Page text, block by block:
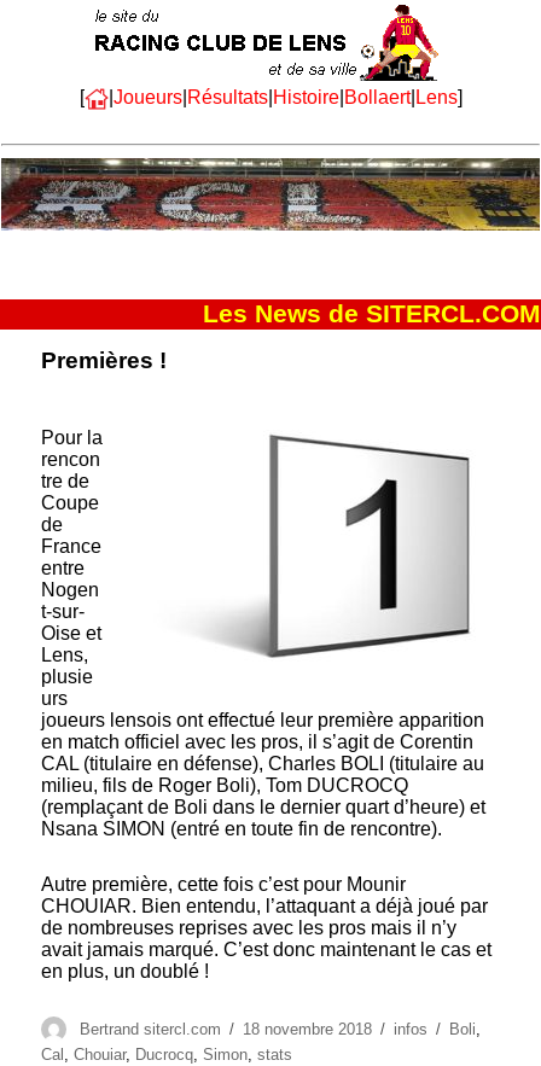
[ | Joueurs| Résultats| Histoire| Bollaert| Lens]
Les News de SITERCL.COM
Premières !
Pour la
rencon
tre de
Coupe
de
France
entre
Nogen
t-sur-
Oise et
Lens,
plusie
urs
joueurs lensois ont effectué leur première apparition
en match officiel avec les pros, il s’agit de Corentin
CAL (titulaire en défense), Charles BOLI (titulaire au
milieu, fils de Roger Boli), Tom DUCROCQ
(remplaçant de Boli dans le dernier quart d’heure) et
Nsana SIMON (entré en toute fin de rencontre).
Autre première, cette fois c’est pour Mounir
CHOUIAR. Bien entendu, l’attaquant a déjà joué par
de nombreuses reprises avec les pros mais il n’y
avait jamais marqué. C’est donc maintenant le cas et
en plus, un doublé !
Auteur
Bertrand sitercl.com
Publié
le
18 novembre 2018 Catégories
infos Étiquettes
Boli
Cal ,Chouiar, Ducrocq,Simon,stats